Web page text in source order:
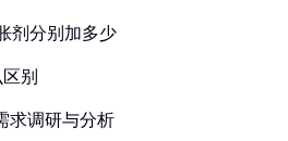
剂分别加多少
别
求调研与分析